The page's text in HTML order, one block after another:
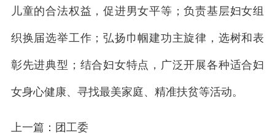
儿童的合法权益，促进男女平等；负责基层妇女组
织换届选举工作；弘扬巾帼建功主旋律，选树和表
彰先进典型；结合妇女特点，广泛开展各种适合妇
女身心健康、寻找最美家庭、精准扶贫等活动。
上一篇：团工委